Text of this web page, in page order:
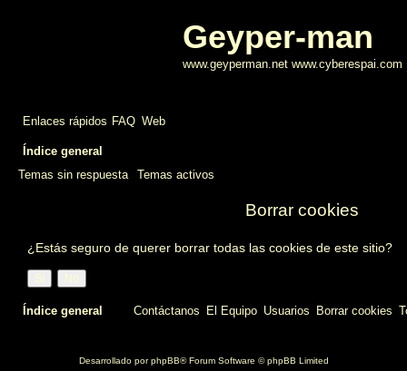
Geyper-man
www.geyperman.net www.cyberespai.com
Enlaces rápidos FAQ Web
Índice general
Temas sin respuesta
Temas activos
Borrar cookies
¿Estás seguro de querer borrar todas las cookies de este sitio?
Índice general Borrar cookies
Usuarios
El Equipo
Contáctanos
Desarrollado porphpBB® Forum Software © phpBB Limited